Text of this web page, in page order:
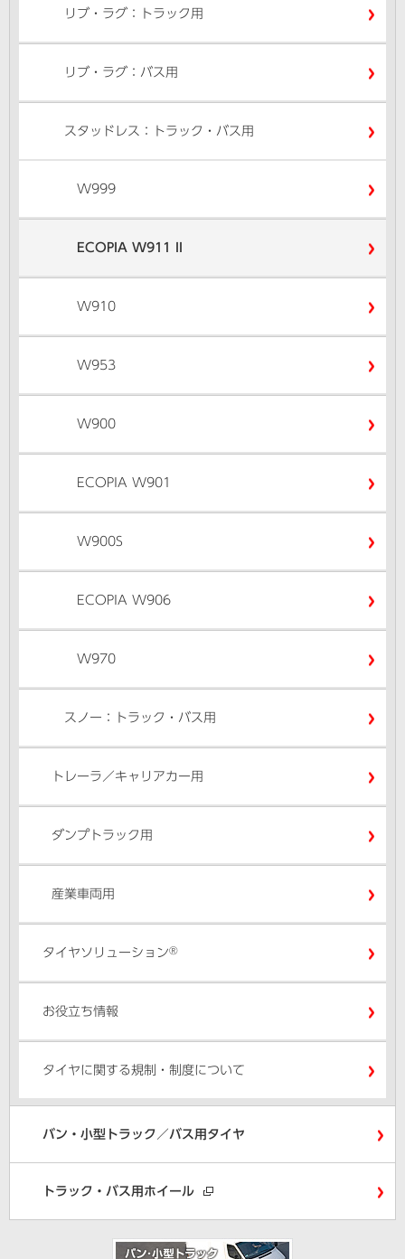
リブ・ラグ：トラック用
リブ・ラグ：バス用
スタッドレス：トラック・バス用
W999
ECOPIA W911 II
W910
W953
W900
ECOPIA W901
W900S
ECOPIA W906
W970
スノー：トラック・バス用
トレーラ／キャリアカー用
ダンプトラック用
産業車両用
タイヤソリューション®
お役立ち情報
タイヤに関する規制・制度について
バン・小型トラック／バス用タイヤ
トラック・バス用ホイール